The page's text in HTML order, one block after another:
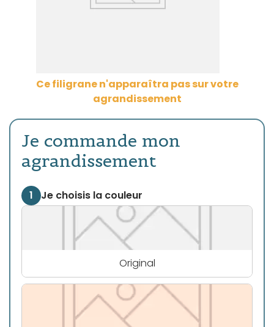
Ce filigrane n'apparaîtra pas sur votre
agrandissement
Je commande mon
agrandissement
1 Je choisis la couleur
Original